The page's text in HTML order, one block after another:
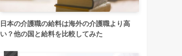
日本の介護職の給料は海外の介護職より高
い？他の国と給料を比較してみた